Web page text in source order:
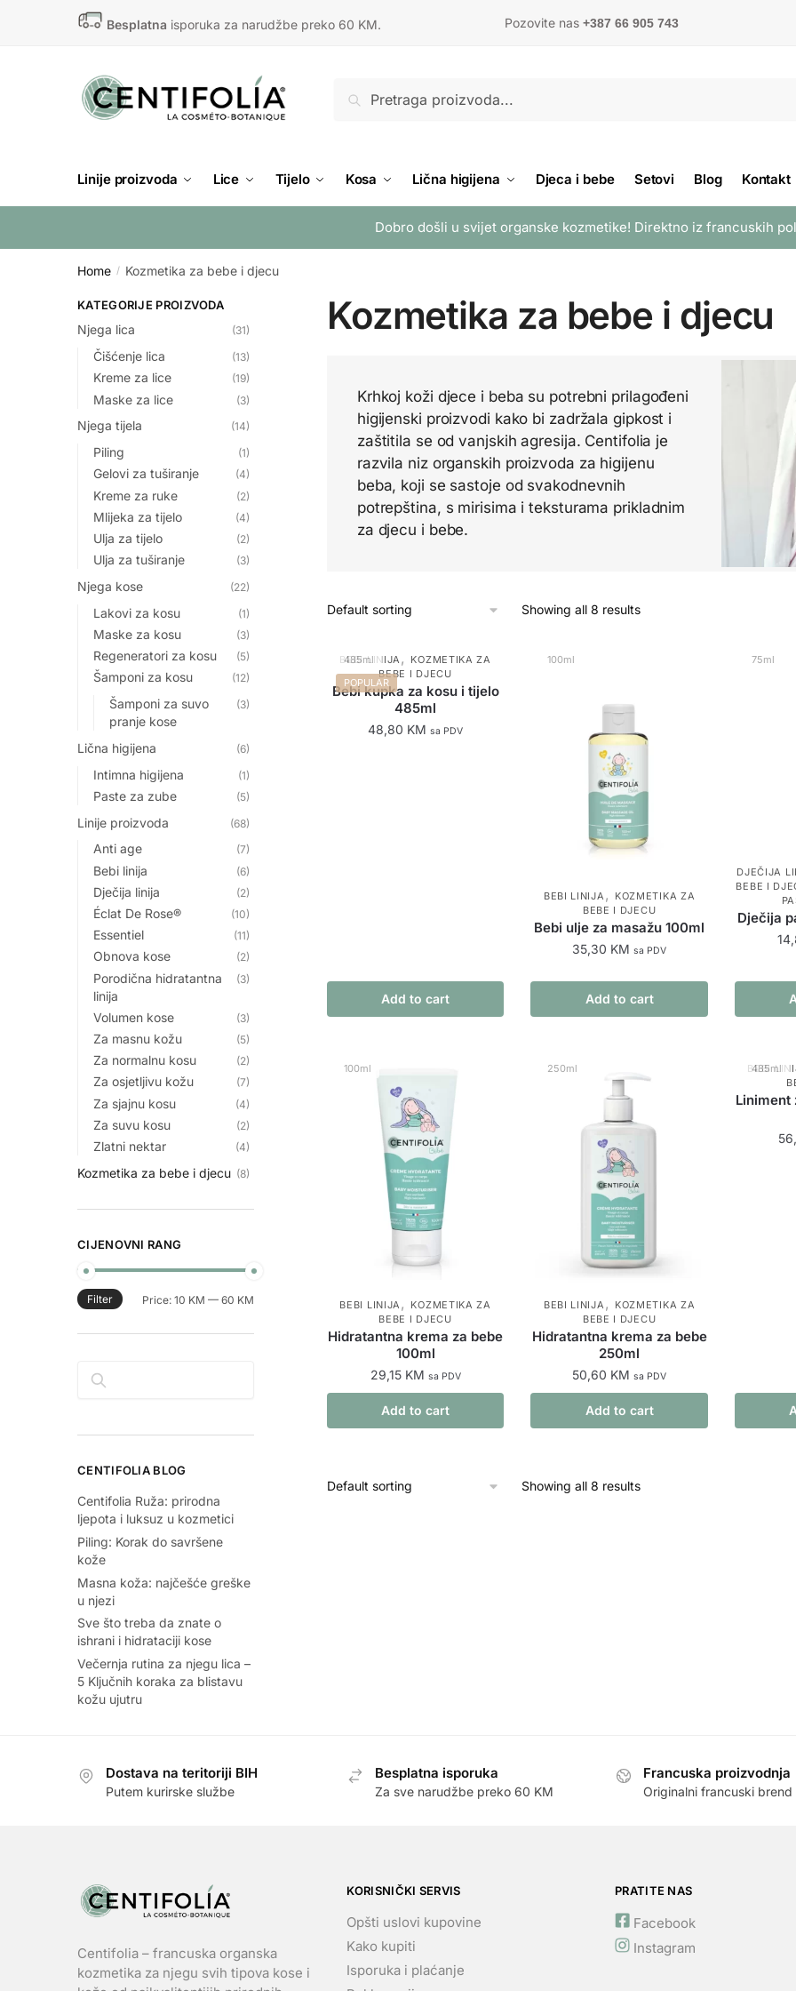
Besplatna isporuka za narudžbe preko 60 KM. Pozovite nas +387 66 905 743
for:
Linije proizvoda Lice Tijelo Kosa Lična higijena Djeca i bebe Setovi Blog Kontakt
Dobro došli u svijet organske kozmetike! Direktno iz francuskih
Home / Kozmetika za bebe i djecu
Kozmetika za bebe i djecu
Krhkoj koži djece i beba su potrebni prilagođeni
higijenski proizvodi kako bi zadržala gipkost i
zaštitila se od vanjskih agresija. Centifolia je
razvila niz organskih proizvoda za higijenu
beba, koji se sastoje od svakodnevnih
potrepština, s mirisima i teksturama prikladnim
za djecu i bebe.
Showing all 8 results
485ml
POPULAR
BEBI LINIJA ,
KOZMETIKA ZA
BEBE I DJECU
Bebi kupka za kosu i tijelo
485ml
48,80 KM sa PDV
Add to cart
100ml
BEBI LINIJA ,
KOZMETIKA ZA
BEBE I DJECU
Bebi ulje za masažu 100ml
35,30 KM sa PDV
Add to cart
75ml
DJEČIJA
BEBE I
Dječija
100ml
BEBI LINIJA ,
KOZMETIKA ZA
BEBE I DJECU
Hidratantna krema za bebe
100ml
29,15 KM sa PDV
Add to cart
250ml
BEBI LINIJA ,
KOZMETIKA ZA
BEBE I DJECU
Hidratantna krema za bebe
250ml
50,60 KM sa PDV
Add to cart
485ml
BEBI
Liniment
Showing all 8 results
KATEGORIJE PROIZVODA
Njega lica (31)
Čišćenje lica (13)
Kreme za lice (19)
Maske za lice (3)
Njega tijela (14)
Piling (1)
Gelovi za tuširanje (4)
Kreme za ruke (2)
Mlijeka za tijelo (4)
Ulja za tijelo (2)
Ulja za tuširanje (3)
Njega kose (22)
Lakovi za kosu (1)
Maske za kosu (3)
Regeneratori za kosu (5)
Šamponi za kosu (12)
Šamponi za suvo
pranje kose
(3)
Lična higijena (6)
Intimna higijena (1)
Paste za zube (5)
Linije proizvoda (68)
Anti age (7)
Bebi linija (6)
Dječija linija (2)
Éclat De Rose® (10)
Essentiel (11)
Obnova kose (2)
Porodična hidratantna
linija
(3)
Volumen kose (3)
Za masnu kožu (5)
Za normalnu kosu (2)
Za osjetljivu kožu (7)
Za sjajnu kosu (4)
Za suvu kosu (2)
Zlatni nektar (4)
Kozmetika za bebe i djecu (8)
CIJENOVNI RANG
Min
Max
Filter Price: 10 KM — 60 KM
Pretraga
CENTIFOLIA BLOG
Centifolia Ruža: prirodna
ljepota i luksuz u kozmetici
Piling: Korak do savršene
kože
Masna koža: najčešće greške
u njezi
Sve što treba da znate o
ishrani i hidrataciji kose
Večernja rutina za njegu lica –
5 Ključnih koraka za blistavu
kožu ujutru
Dostava na teritoriji BIH
Putem kurirske službe
Besplatna isporuka
Za sve narudžbe preko 60 KM
Francuska proizvodnja
Originalni francuski brend
Centifolia – francuska organska
kozmetika za njegu svih tipova kose i
KORISNIČKI SERVIS
Opšti uslovi kupovine
Kako kupiti
Isporuka i plaćanje
PRATITE NAS
Facebook
Instagram